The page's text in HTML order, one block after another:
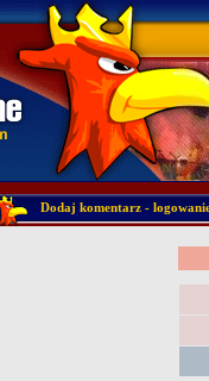
Dodaj komentarz -